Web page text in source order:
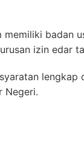
memiliki badan
izin edar
lengkap
Negeri.